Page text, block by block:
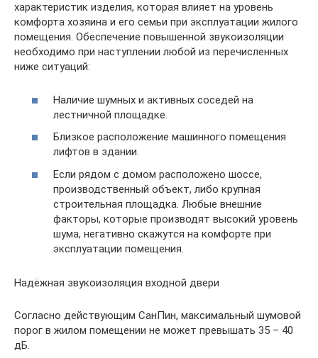
характеристик изделия, которая влияет на уровень
комфорта хозяина и его семьи при эксплуатации жилого
помещения. Обеспечение повышенной звукоизоляции
необходимо при наступлении любой из перечисленных
ниже ситуаций:
Наличие шумных и активных соседей на
лестничной площадке.
Близкое расположение машинного помещения
лифтов в здании.
Если рядом с домом расположено шоссе,
производственный объект, либо крупная
строительная площадка. Любые внешние
факторы, которые производят высокий уровень
шума, негативно скажутся на комфорте при
эксплуатации помещения.
Надёжная звукоизоляция входной двери
Согласно действующим СанПин, максимальный шумовой
порог в жилом помещении не может превышать 35 – 40
дБ.